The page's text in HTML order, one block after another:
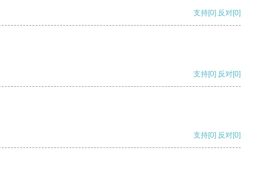
支持[0] 反对[0]
支持[0] 反对[0]
支持[0] 反对[0]